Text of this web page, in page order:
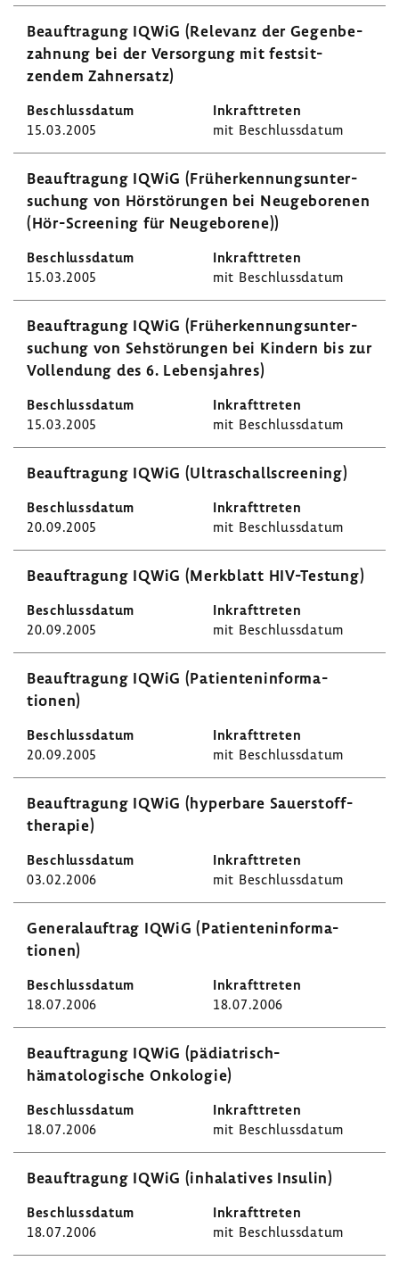
Beauf­tra­gung IQWiG (Rele­vanz der Gegen­be­
zah­nung bei der Versor­gung mit fest­sit­
zendem Zahn­ersatz)
15.03.2005 mit Beschluss­datum
Beauf­tra­gung IQWiG (Früh­erken­nungs­un­ter­
su­chung von Hörstö­rungen bei Neuge­bo­renen
(Hör-​Screening für Neuge­bo­rene))
15.03.2005 mit Beschluss­datum
Beauf­tra­gung IQWiG (Früh­erken­nungs­un­ter­
su­chung von Sehstö­rungen bei Kindern bis zur
Voll­endung des 6. Lebens­jahres)
15.03.2005 mit Beschluss­datum
Beauf­tra­gung IQWiG (Ultra­schall­s­cree­ning)
20.09.2005 mit Beschluss­datum
Beauf­tra­gung IQWiG (Merk­blatt HIV-​Testung)
20.09.2005 mit Beschluss­datum
Beauf­tra­gung IQWiG (Pati­en­ten­in­for­ma­
tionen)
20.09.2005 mit Beschluss­datum
Beauf­tra­gung IQWiG (hyper­bare Sauer­stoff­
the­rapie)
03.02.2006 mit Beschluss­datum
Gene­ral­auf­trag IQWiG (Pati­en­ten­in­for­ma­
tionen)
18.07.2006 18.07.2006
Beauf­tra­gung IQWiG (pädiatrisch-​
hämatologische Onko­logie)
18.07.2006 mit Beschluss­datum
Beauf­tra­gung IQWiG (inha­la­tives Insulin)
18.07.2006 mit Beschluss­datum